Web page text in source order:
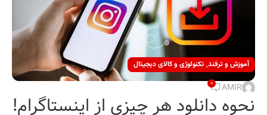
آموزش و ترفند, تکنولوژی و کالای دیجیتال
AMIR
0
نحوه دانلود هر چیزی از اینستاگرام!